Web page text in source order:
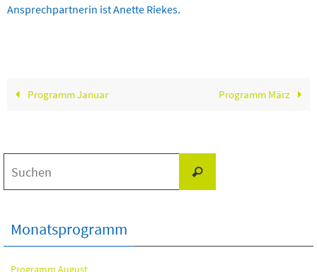
Ansprechpartnerin ist Anette Riekes.
Programm Januar Programm März
Suchen
Monatsprogramm
Programm August